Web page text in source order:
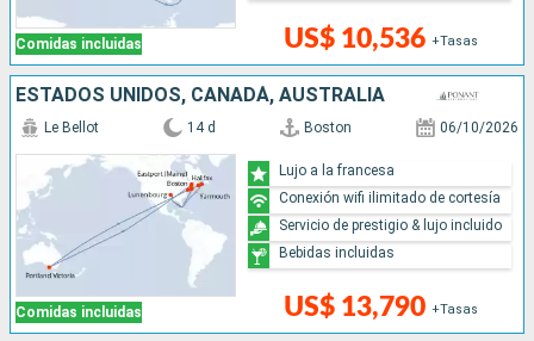
Comidas incluidas US$ 10,536 +Tasas
ESTADOS UNIDOS, CANADÁ, AUSTRALIA
Comidas incluidas
Le Bellot 14 d Boston 06/10/2026
US$ 13,790 +Tasas
Lujo a la francesa
Conexión wifi ilimitado de cortesía
Servicio de prestigio & lujo incluido
Bebidas incluidas